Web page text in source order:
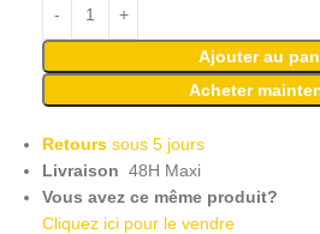
Ajouter au
Acheter
Retours sous 5 jours
Livraison 48H Maxi
Vous avez ce même produit?
Cliquez ici pour le vendre